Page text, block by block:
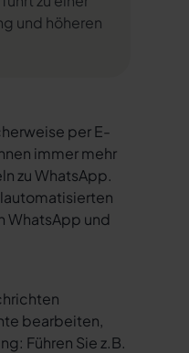
und höheren
per E-
immer mehr
zu WhatsApp.
WhatsApp und
bearbeiten,
Führen Sie z.B.